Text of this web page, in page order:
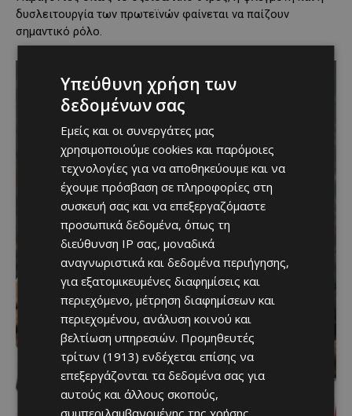
δυσλειτουργία των πρωτεϊνών φαίνεται να παίζουν
σημαντικό ρόλο.
Υπεύθυνη χρήση των
δεδομένων σας
Εμείς και οι συνεργάτες μας
χρησιμοποιούμε cookies και παρόμοιες
τεχνολογίες για να αποθηκεύουμε και να
έχουμε πρόσβαση σε πληροφορίες στη
συσκευή σας και να επεξεργαζόμαστε
προσωπικά δεδομένα, όπως τη
διεύθυνση IP σας, μοναδικά
αναγνωριστικά και δεδομένα περιήγησης,
για εξατομικευμένες διαφημίσεις και
περιεχόμενο, μέτρηση διαφημίσεων και
περιεχομένου, ανάλυση κοινού και
βελτίωση υπηρεσιών. Προμηθευτές
τρίτων (1913) ενδέχεται επίσης να
επεξεργάζονται τα δεδομένα σας για
αυτούς και άλλους σκοπούς,
συμπεριλαμβανομένης της χρήσης